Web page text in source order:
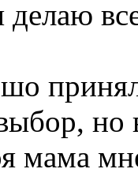
делаю
но
мама